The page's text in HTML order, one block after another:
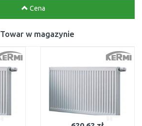
Cena
Towar w magazynie